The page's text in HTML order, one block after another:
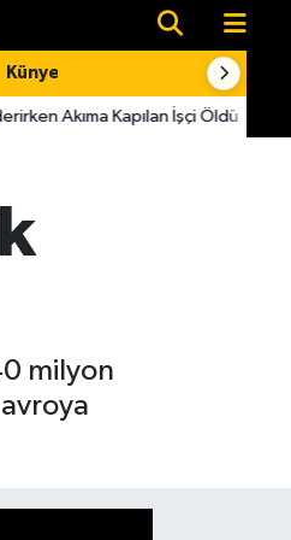
Künye
İşçi Öldü 15:14
milyon